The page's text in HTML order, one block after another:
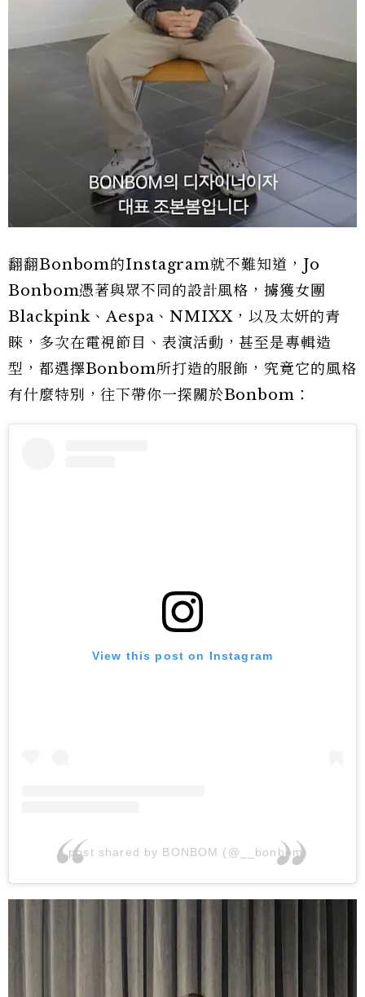
翻翻Bonbom的Instagram就不難知道，Jo
Bonbom憑著與眾不同的設計風格，擄獲女團
Blackpink、Aespa、NMIXX，以及太妍的青
睞，多次在電視節目、表演活動，甚至是專輯造
型，都選擇Bonbom所打造的服飾，究竟它的風格
有什麼特別，往下帶你一探關於Bonbom：
View this post on Instagram
A post shared by BONBOM (@__bonbom)